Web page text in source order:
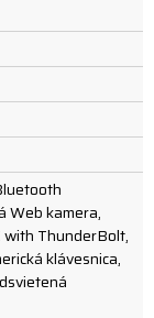
Web kamera,
with ThunderBolt,
klávesnica,